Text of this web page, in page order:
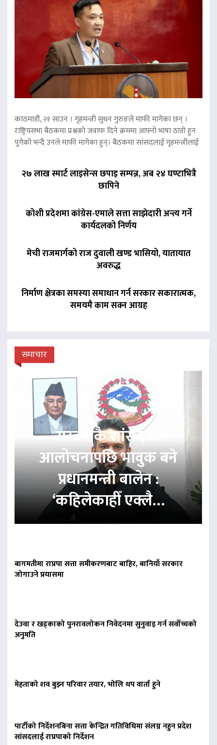
काठमाडौं, २१ साउन । गृहमन्त्री सुधन गुरुङले माफी मागेका छन् ।
राष्ट्रियसभा बैठकमा प्रश्नको जवाफ दिने क्रममा आफ्नो भाषा ठाडो हुन
पुगेको भन्दै उनले माफी मागेका हुन्। बैठकमा सांसदलाई गृहमन्त्रीलाई
२७ लाख स्मार्ट लाइसेन्स छपाइ सम्पन्न, अब २४ घण्टाभित्रै
छापिने
कोशी प्रदेशमा कांग्रेस-एमाले सत्ता साझेदारी अन्त्य गर्ने
कार्यदलको निर्णय
मेची राजमार्गको राज दुवाली खण्ड भासियो, यातायात
अवरुद्ध
निर्माण क्षेत्रका समस्या समाधान गर्न सरकार सकारात्मक,
समयमै काम सक्न आग्रह
समाचार
रास्वपाकै सांसदको
आलोचनापछि भावुक बने
प्रधानमन्त्री बालेन :
‘कहिलेकाहीँ एक्लै…
बागमतीमा राप्रपा सत्ता समीकरणबाट बाहिर, बानियाँ सरकार
जोगाउने प्रयासमा
देउवा र खड्काको पुनरावलोकन निवेदनमा सुनुवाइ गर्न सर्वोच्चको
अनुमति
मेहताको शव बुझ्न परिवार तयार, भोलि थप वार्ता हुने
पार्टीको निर्देशनबिना सत्ता केन्द्रित गतिविधिमा संलग्न नहुन प्रदेश
सांसदलाई राप्रपाको निर्देशन